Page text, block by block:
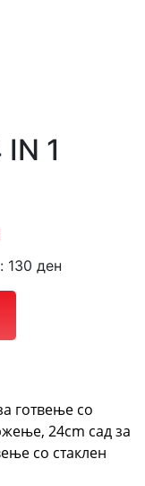
1
130 ден
готвење со
24cm сад за
со стаклен